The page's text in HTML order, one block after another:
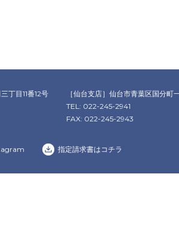
丁目11番12号
［仙台支店］仙台市青葉区国分町
TEL: 022-245-2941
FAX: 022-245-2943
指定請求書はコチラ